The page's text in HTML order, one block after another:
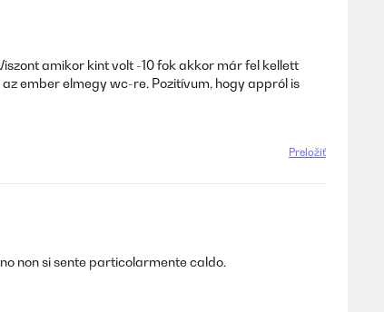
amikor kint volt -10 fok akkor már fel kellett
ember elmegy wc-re. Pozitívum, hogy appról is
Preložiť
non si sente particolarmente caldo.